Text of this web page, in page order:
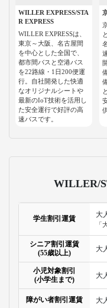
WILLER EXPRESS/STA
R EXPRESS
WILLER EXPRESSは、
東京～大阪、名古屋間
を中心とした全国で、
都市間バスと空港バス
を22路線・1日200便運
行。自社開発した快適
なオリジナルシートや
最新のIoT技術を活用し
た安全運行で好評の高
速バスです。
WILLER/
学生割引運賃
大
「
シニア割引運賃
(55歳以上)
大
小児対象割引
(小学生まで)
大
障がい者割引運賃 大